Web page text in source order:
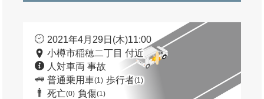
2021年4月29日(木)11:00
小樽市稲穂二丁目 付近
人対車両 事故
普通乗用車(1) 歩行者(1)
死亡(0) 負傷(1)